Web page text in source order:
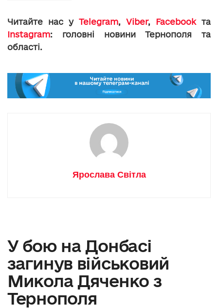
Читайте нас у Telegram, Viber, Facebookта
Instagram: головні новини Тернополя та
області.
Ярослава Світла
У бою на Донбасі
загинув військовий
Микола Дяченко з
Тернополя